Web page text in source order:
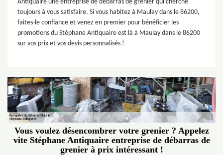
Antiquaire une entreprise de débarras de grenier qui cherche
toujours à vous satisfaire. Si vous habitez à Maulay dans le 86200,
faites-le confiance et venez en premier pour bénéficier les
promotions du Stéphane Antiquaire est là à Maulay dans le 86200
sur vos prix et vos devis personnalisés !
Vous voulez désencombrer votre grenier ? Appelez
vite Stéphane Antiquaire entreprise de débarras de
grenier à prix intéressant !